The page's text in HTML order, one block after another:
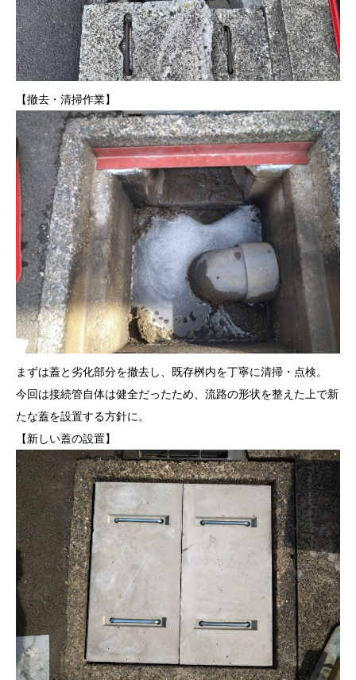
【撤去・清掃作業】
まずは蓋と劣化部分を撤去し、既存桝内を丁寧に清掃・点検。
今回は接続管自体は健全だったため、流路の形状を整えた上で新
たな蓋を設置する方針に。
【新しい蓋の設置】